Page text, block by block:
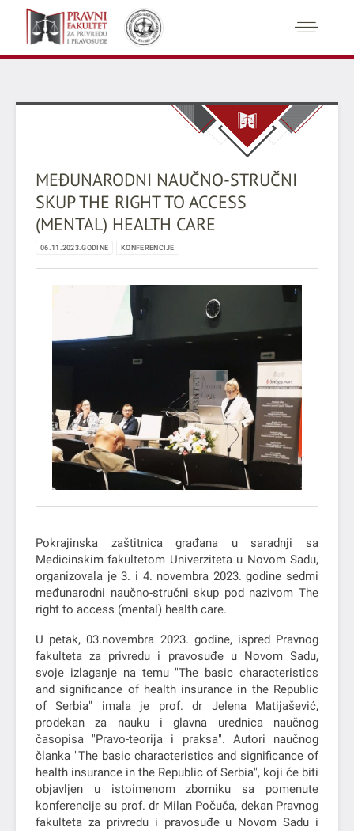
MEĐUNARODNI NAUČNO-STRUČNI
SKUP THE RIGHT TO ACCESS
(MENTAL) HEALTH CARE
06.11.2023.GODINE KONFERENCIJE
Pokrajinska zaštitnica građana u saradnji sa
Medicinskim fakultetom Univerziteta u Novom Sadu,
organizovala je 3. i 4. novembra 2023. godine sedmi
međunarodni naučno-stručni skup pod nazivom The
right to access (mental) health care.
U petak, 03.novembra 2023. godine, ispred Pravnog
fakulteta za privredu i pravosuđe u Novom Sadu,
svoje izlaganje na temu "The basic characteristics
and significance of health insurance in the Republic
of Serbia" imala je prof. dr Jelena Matijašević,
prodekan za nauku i glavna urednica naučnog
časopisa "Pravo-teorija i praksa". Autori naučnog
članka "The basic characteristics and significance of
health insurance in the Republic of Serbia", koji će biti
objavljen u istoimenom zborniku sa pomenute
konferencije su prof. dr Milan Počuča, dekan Pravnog
fakulteta za privredu i pravosuđe u Novom Sadu i